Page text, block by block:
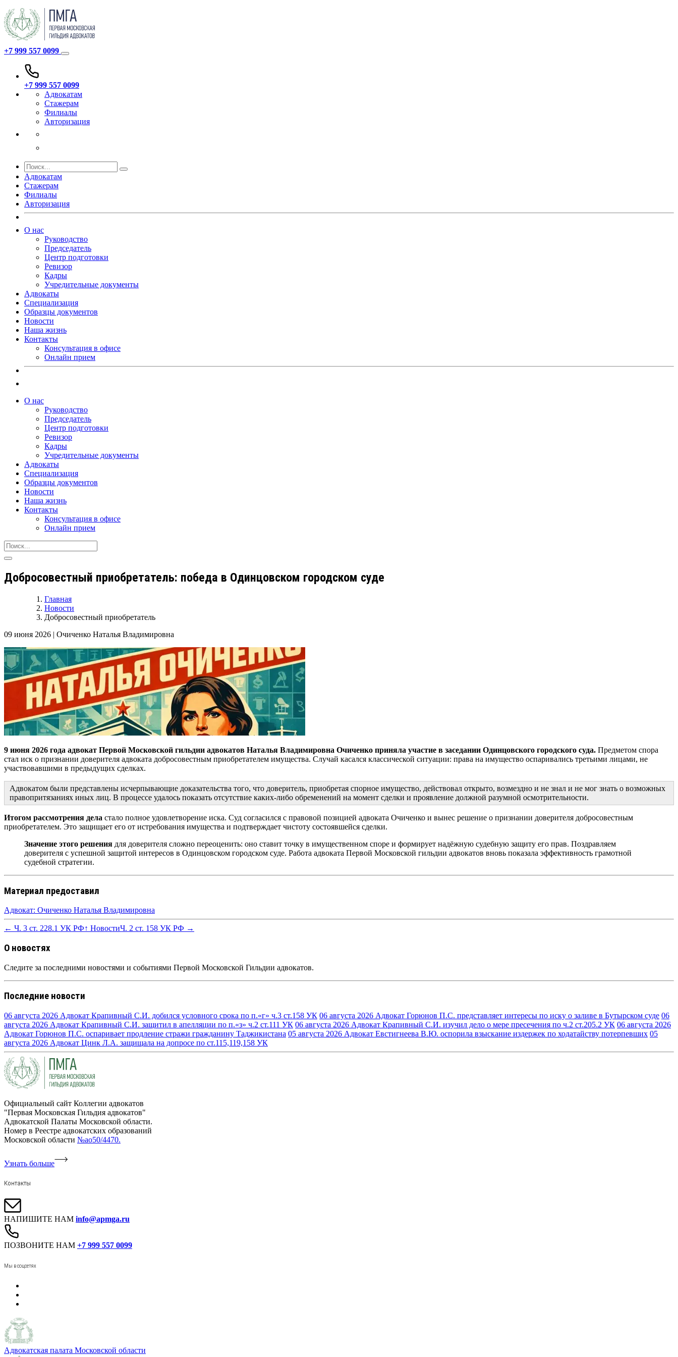
+7 999 557 0099
+7 999 557 0099
Адвокатам
Стажерам
Филиалы
Авторизация
Адвокатам
Стажерам
Филиалы
Авторизация
О нас
Руководство
Председатель
Центр подготовки
Ревизор
Кадры
Учредительные документы
Адвокаты
Специализация
Образцы документов
Новости
Наша жизнь
Контакты
Консультация в офисе
Онлайн прием
О нас
Руководство
Председатель
Центр подготовки
Ревизор
Кадры
Учредительные документы
Адвокаты
Специализация
Образцы документов
Новости
Наша жизнь
Контакты
Консультация в офисе
Онлайн прием
Добросовестный приобретатель: победа в Одинцовском городском суде
Главная
Новости
Добросовестный приобретатель
09 июня 2026 | Очиченко Наталья Владимировна
9 июня 2026 года адвокат Первой Московской гильдии адвокатов Наталья Владимировна Очиченко приняла участие в заседании Одинцовского городского суда. Предметом спора
стал иск о признании доверителя адвоката добросовестным приобретателем имущества. Случай касался классической ситуации: права на имущество оспаривались третьими лицами, не
участвовавшими в предыдущих сделках.
Адвокатом были представлены исчерпывающие доказательства того, что доверитель, приобретая спорное имущество, действовал открыто, возмездно и не знал и не мог знать о возможных
правопритязаниях иных лиц. В процессе удалось показать отсутствие каких-либо обременений на момент сделки и проявление должной разумной осмотрительности.
Итогом рассмотрения дела стало полное удовлетворение иска. Суд согласился с правовой позицией адвоката Очиченко и вынес решение о признании доверителя добросовестным
приобретателем. Это защищает его от истребования имущества и подтверждает чистоту состоявшейся сделки.
Значение этого решения для доверителя сложно переоценить: оно ставит точку в имущественном споре и формирует надёжную судебную защиту его прав. Поздравляем
доверителя с успешной защитой интересов в Одинцовском городском суде. Работа адвоката Первой Московской гильдии адвокатов вновь показала эффективность грамотной
судебной стратегии.
Материал предоставил
Адвокат: Очиченко Наталья Владимировна
← Ч. 3 ст. 228.1 УК РФ↑ НовостиЧ. 2 ст. 158 УК РФ →
О новостях
Следите за последними новостями и событиями Первой Московской Гильдии адвокатов.
Последние новости
06 августа 2026 Адвокат Крапивный С.И. добился условного срока по п.«г» ч.3 ст.158 УК 06 августа 2026 Адвокат Горюнов П.С. представляет интересы по иску о заливе в Бутырском суде 06
августа 2026 Адвокат Крапивный С.И. защитил в апелляции по п.«з» ч.2 ст.111 УК 06 августа 2026 Адвокат Крапивный С.И. изучил дело о мере пресечения по ч.2 ст.205.2 УК 06 августа 2026
Адвокат Горюнов П.С. оспаривает продление стражи гражданину Таджикистана 05 августа 2026 Адвокат Евстигнеева В.Ю. оспорила взыскание издержек по ходатайству потерпевших 05
августа 2026 Адвокат Цинк Л.А. защищала на допросе по ст.115,119,158 УК
Официальный сайт Коллегии адвокатов
"Первая Московская Гильдия адвокатов"
Адвокатской Палаты Московской области.
Номер в Реестре адвокатских образований
Московской области №ао50/4470.
Узнать больше
Контакты
НАПИШИТЕ НАМ info@apmga.ru
ПОЗВОНИТЕ НАМ +7 999 557 0099
Мы в соцсетях
Адвокатская палата Московской области